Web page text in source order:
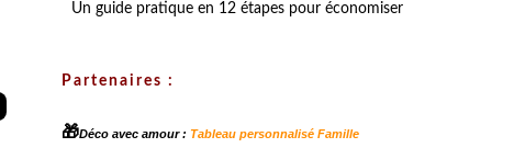
Un guide pratique en 12 étapes pour économiser
Partenaires :
🎁Déco avec amour : Tableau personnalisé Famille